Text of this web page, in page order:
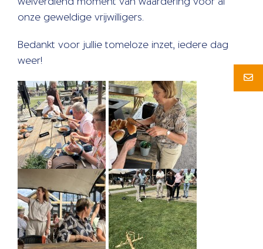
welverdiend moment van waardering voor al
onze geweldige vrijwilligers.
Bedankt voor jullie tomeloze inzet, iedere dag
weer!